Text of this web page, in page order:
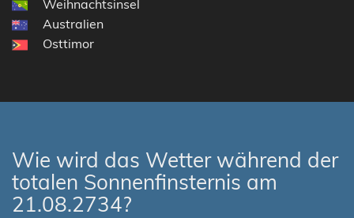
Weihnachtsinsel
Australien
Osttimor
Wie wird das Wetter während der
totalen Sonnenfinsternis am
21.08.2734?